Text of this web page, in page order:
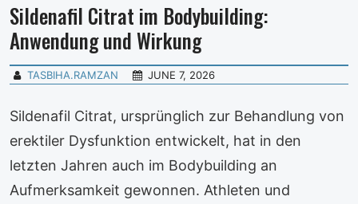
Sildenafil Citrat im Bodybuilding:
Anwendung und Wirkung
TASBIHA.RAMZAN JUNE 7, 2026
Sildenafil Citrat, ursprünglich zur Behandlung von
erektiler Dysfunktion entwickelt, hat in den
letzten Jahren auch im Bodybuilding an
Aufmerksamkeit gewonnen. Athleten und